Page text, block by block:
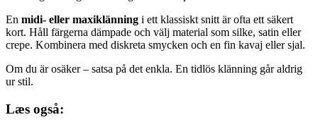
En midi- eller maxiklänning i ett klassiskt snitt är ofta ett säkert
kort. Håll färgerna dämpade och välj material som silke, satin eller
crepe. Kombinera med diskreta smycken och en fin kavaj eller sjal.
Om du är osäker – satsa på det enkla. En tidlös klänning går aldrig
ur stil.
Læs også: